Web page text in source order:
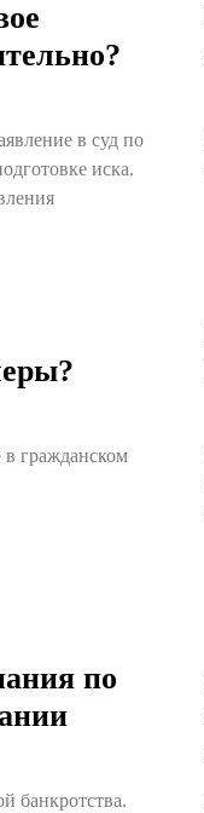
в суд по
иска.
гражданском
по
банкротства.